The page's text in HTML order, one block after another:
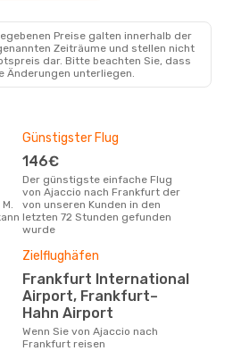
Preise galten innerhalb der
Zeiträume und stellen nicht
dar. Bitte beachten Sie, dass
Änderungen unterliegen.
Günstigster Flug
146€
Der günstigste einfache Flug
von Ajaccio nach Frankfurt der
von unseren Kunden in den
letzten 72 Stunden gefunden
wurde
Zielflughäfen
Frankfurt International
Airport, Frankfurt–
Hahn Airport
Wenn Sie von Ajaccio nach
Frankfurt reisen